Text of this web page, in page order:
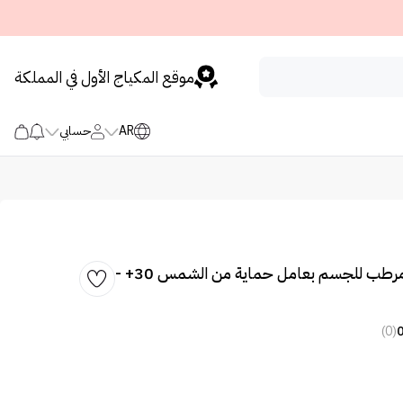
موقع المكياج الأول في المملكة
AR حسابي
كاروت صنكريم مرطب للجسم بعامل حماية من الشمس 30+ -
0
(0)